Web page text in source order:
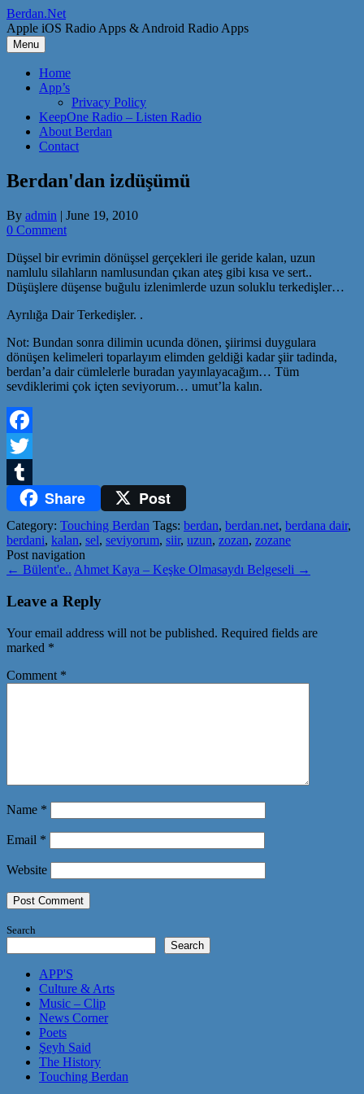
Skip
to
content
Berdan.Net
Apple iOS Radio Apps & Android Radio Apps
Menu
Home
App’s
Privacy Policy
KeepOne Radio – Listen Radio
About Berdan
Contact
Berdan'dan izdüşümü
By admin | June 19, 2010
0 Comment
Düşsel bir evrimin dönüşsel gerçekleri ile geride kalan, uzun
namlulu silahların namlusundan çıkan ateş gibi kısa ve sert..
Düşüşlere düşense buğulu izlenimlerde uzun soluklu terkedişler…
Ayrılığa Dair Terkedişler. .
Not: Bundan sonra dilimin ucunda dönen, şiirimsi duygulara
dönüşen kelimeleri toparlayım elimden geldiği kadar şiir tadinda,
berdan’a dair cümlelerle buradan yayınlayacağım… Tüm
sevdiklerimi çok içten seviyorum… umut’la kalın.
Facebook
Twitter
Tumblr Share Post
Category: Touching Berdan Tags: berdan, berdan.net, berdana dair,
berdani, kalan, sel, seviyorum, siir, uzun, zozan, zozane
Post navigation
← Bülent'e.. Ahmet Kaya – Keşke Olmasaydı Belgeseli →
Leave a Reply
Your email address will not be published. Required fields are
marked *
Comment *
Name *
Email *
Website
Search
Search
APP'S
Culture & Arts
Music – Clip
News Corner
Poets
Şeyh Said
The History
Touching Berdan